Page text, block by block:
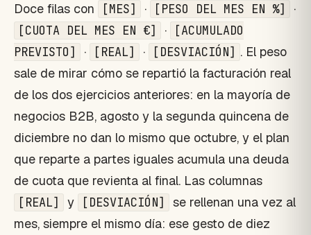
Doce filas con [MES] · [PESO DEL MES EN %] ·
[CUOTA DEL MES EN €] ·
[ACUMULADO
PREVISTO]
· [REAL] · [DESVIACIÓN] . El peso
sale de mirar cómo se repartió la facturación real
de los dos ejercicios anteriores: en la mayoría de
negocios B2B, agosto y la segunda quincena de
diciembre no dan lo mismo que octubre, y el plan
que reparte a partes iguales acumula una deuda
de cuota que revienta al final. Las columnas
[REAL] y [DESVIACIÓN]
se rellenan una vez al
mes, siempre el mismo día: ese gesto de diez